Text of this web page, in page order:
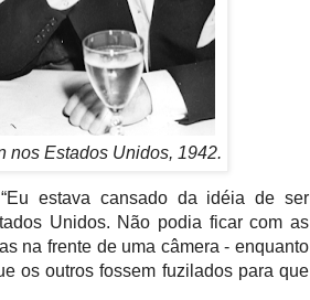
nos Estados Unidos, 1942.
estava cansado da idéia de ser
Unidos. Não podia ficar com as
na frente de uma câmera - enquanto
os outros fossem fuzilados para que